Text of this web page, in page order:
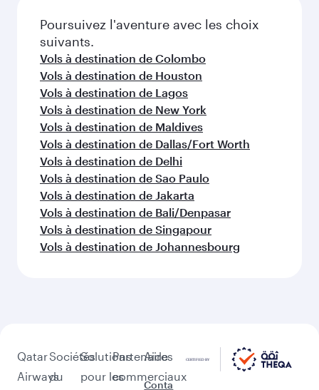
Poursuivez l'aventure avec les choix
suivants.
Vols à destination de Colombo
Vols à destination de Houston
Vols à destination de Lagos
Vols à destination de New York
Vols à destination de Maldives
Vols à destination de Dallas/Fort Worth
Vols à destination de Delhi
Vols à destination de Sao Paulo
Vols à destination de Jakarta
Vols à destination de Bali/Denpasar
Vols à destination de Singapour
Vols à destination de Johannesbourg
Qatar
Airways
Sociétés
du
Solutions
pour les
Partenaires
commerciaux
Aide
Conta